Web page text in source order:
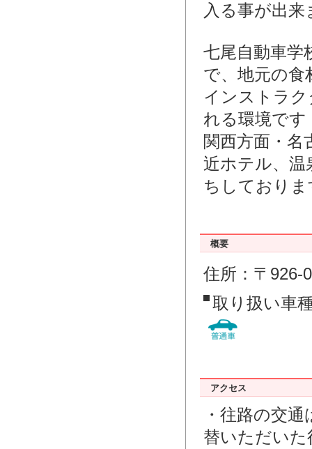
入る事が出来
七尾自動車学
で、地元の食
インストラ
れる環境です
関西方面・名
近ホテル、温
ちしておりま
概要
住所：〒926-
取り扱い車
アクセス
・往路の交
替いただいた